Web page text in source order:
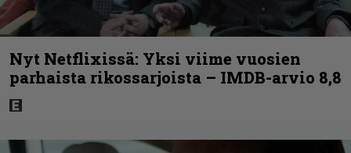
Nyt Netflixissä: Yksi viime vuosien
parhaista rikossarjoista – IMDB-arvio 8,8